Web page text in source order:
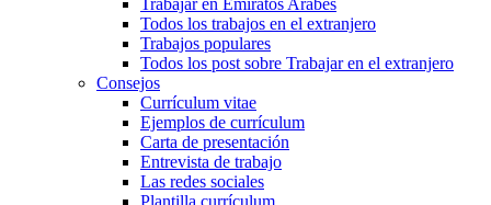
Trabajar en Emiratos Arabes
Todos los trabajos en el extranjero
Trabajos populares
Todos los post sobre Trabajar en el extranjero
Consejos
Currículum vitae
Ejemplos de currículum
Carta de presentación
Entrevista de trabajo
Las redes sociales
Plantilla currículum